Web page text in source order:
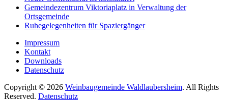
Gemeindezentrum Viktoriaplatz in Verwaltung der
Ortsgemeinde
Ruhegelegenheiten für Spaziergänger
Impressum
Kontakt
Downloads
Datenschutz
Copyright © 2026 Weinbaugemeinde Waldlaubersheim. All Rights
Reserved. Datenschutz